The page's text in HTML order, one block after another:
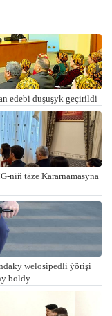
edebi duşuşyk geçirildi
niň täze Kararnamasyna
welosipedli ýörişi
boldy